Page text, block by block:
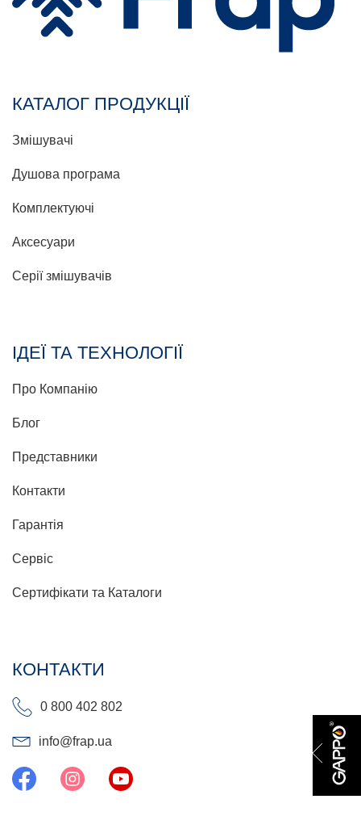
КАТАЛОГ ПРОДУКЦІЇ
Змішувачі
Душова програма
Комплектуючі
Аксесуари
Серії змішувачів
ІДЕЇ ТА ТЕХНОЛОГІЇ
Про Компанію
Блог
Представники
Контакти
Гарантія
Сервіс
Сертифікати та Каталоги
КОНТАКТИ
0 800 402 802
info@frap.ua